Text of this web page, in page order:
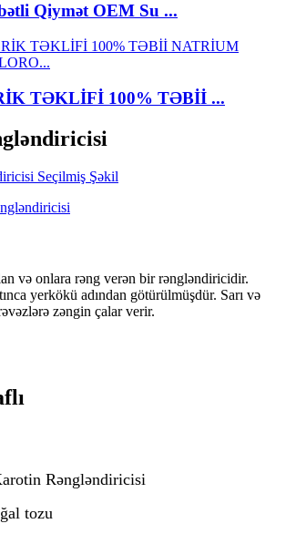
Qiymət OEM Su ...
TƏKLİFİ 100% TƏBİİ ...
və onlara rəng verən bir rəngləndiricidir.
yerkökü adından götürülmüşdür. Sarı və
zəngin çalar verir.
Rəngləndiricisi
tozu